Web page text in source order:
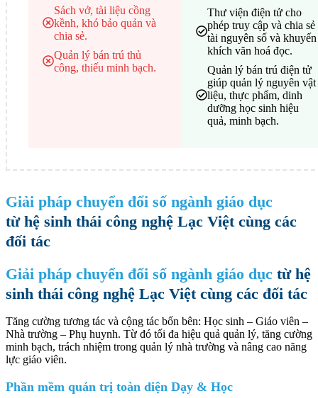
Sách vở, tài liệu cồng
kềnh, khó bảo quản và
chia sẻ.
Quản lý bán trú thủ
công, thiếu minh bạch.
Thư viện điện tử cho
phép truy cập và chia sẻ
tài nguyên số và khuyến
khích văn hoá đọc.
Quản lý bán trú điện tử
giúp quản lý nguyên vật
liệu, thực phẩm, dinh
dưỡng học sinh hiệu
quả, minh bạch.
Giải pháp chuyển đổi số ngành giáo dục
từ hệ sinh thái công nghệ Lạc Việt​ cùng các
đối tác
Giải pháp chuyển đổi số ngành giáo dục từ hệ
sinh thái công nghệ Lạc Việt​ cùng các đối tác
Tăng cường tương tác và cộng tác bốn bên: Học sinh – Giáo viên –
Nhà trường – Phụ huynh. Từ đó tối đa hiệu quả quản lý, tăng cường
minh bạch, trách nhiệm trong quản lý nhà trường và nâng cao năng
lực giáo viên.
Phần mềm quản trị toàn diện Dạy & Học